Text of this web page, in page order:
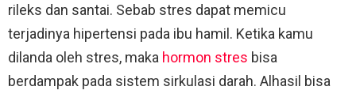
rileks dan santai. Sebab stres dapat memicu
terjadinya hipertensi pada ibu hamil. Ketika kamu
dilanda oleh stres, maka hormon stres bisa
berdampak pada sistem sirkulasi darah. Alhasil bisa